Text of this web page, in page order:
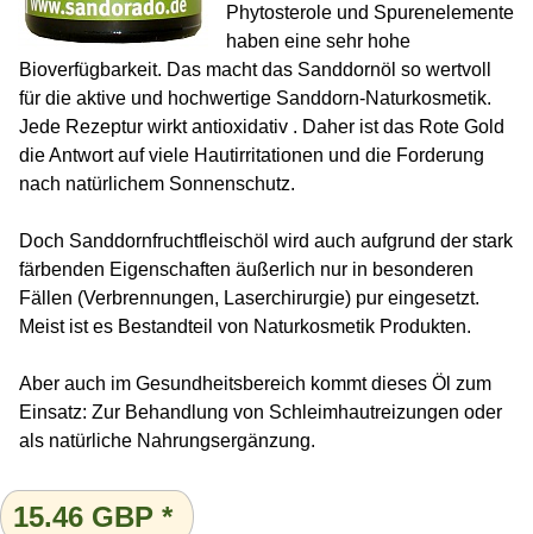
Phytosterole und Spurenelemente
haben eine sehr hohe
Bioverfügbarkeit. Das macht das Sanddornöl so wertvoll
für die aktive und hochwertige Sanddorn-Naturkosmetik.
Jede Rezeptur wirkt antioxidativ . Daher ist das Rote Gold
die Antwort auf viele Hautirritationen und die Forderung
nach natürlichem Sonnenschutz.
Doch Sanddornfruchtfleischöl wird auch aufgrund der stark
färbenden Eigenschaften äußerlich nur in besonderen
Fällen (Verbrennungen, Laserchirurgie) pur eingesetzt.
Meist ist es Bestandteil von Naturkosmetik Produkten.
Aber auch im Gesundheitsbereich kommt dieses Öl zum
Einsatz: Zur Behandlung von Schleimhautreizungen oder
als natürliche Nahrungsergänzung.
15.46 GBP *